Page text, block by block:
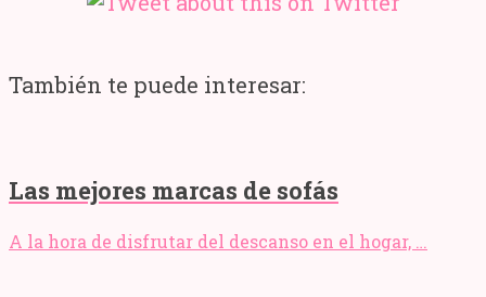
También te puede interesar:
Las mejores marcas de sofás
A la hora de disfrutar del descanso en el hogar, …